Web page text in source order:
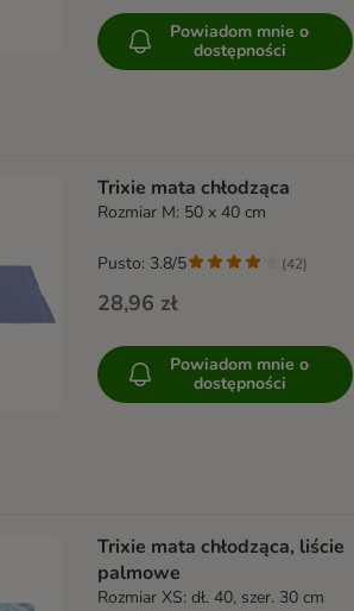
Powiadom mnie o
dostępności
Trixie mata chłodząca
Rozmiar M: 50 x 40 cm
28,96 zł
Pusto: 3.8/5 (42)
Powiadom mnie o
dostępności
Trixie mata chłodząca, liście
palmowe
Rozmiar XS: dł. 40, szer. 30 cm